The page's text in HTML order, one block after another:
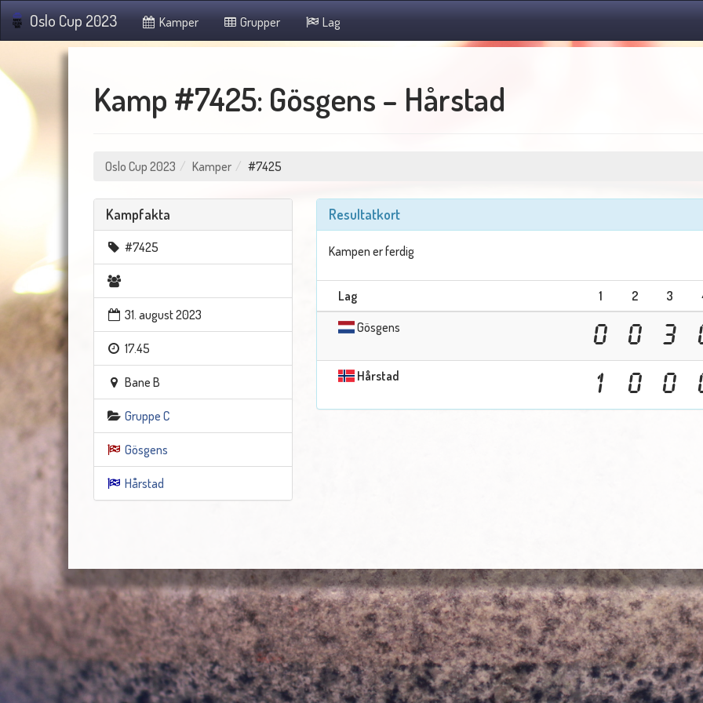
Oslo Cup 2023 Kamper Grupper Lag
Kamp #7425: Gösgens – Hårstad
Oslo Cup 2023 Kamper #7425
Kampfakta
#7425
31. august 2023
17.45
Bane B
Gruppe C
Gösgens
Hårstad
Resultatkort
Kampen er ferdig
Lag 1 2 3
Gösgens
0 0 3
Hårstad 1 0 0